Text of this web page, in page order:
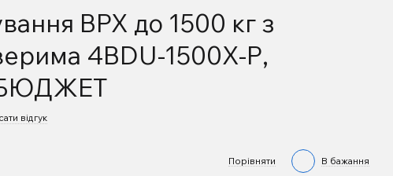
ВРХ до 1500 кг з
4BDU-1500X-Р,
БЮДЖЕТ
відгук
Порівняти В бажання